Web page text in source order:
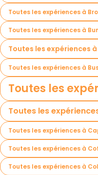
Toutes les expériences à
Toutes les expériences à
Toutes les expériences
Toutes les expériences à
Toutes les
Toutes les
Toutes les expériences à
Toutes les expériences à
Toutes les expériences à